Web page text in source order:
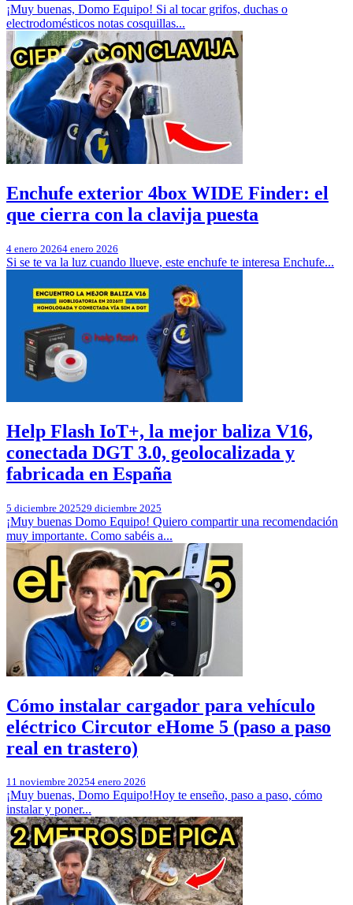
¡Muy buenas, Domo Equipo! Si al tocar grifos, duchas o
electrodomésticos notas cosquillas...
Enchufe exterior 4box WIDE Finder: el
que cierra con la clavija puesta
4 enero 20264 enero 2026
Si se te va la luz cuando llueve, este enchufe te interesa Enchufe...
Help Flash IoT+, la mejor baliza V16,
conectada DGT 3.0, geolocalizada y
fabricada en España
5 diciembre 202529 diciembre 2025
¡Muy buenas Domo Equipo! Quiero compartir una recomendación
muy importante. Como sabéis a...
Cómo instalar cargador para vehículo
eléctrico Circutor eHome 5 (paso a paso
real en trastero)
11 noviembre 20254 enero 2026
¡Muy buenas, Domo Equipo!Hoy te enseño, paso a paso, cómo
instalar y poner...